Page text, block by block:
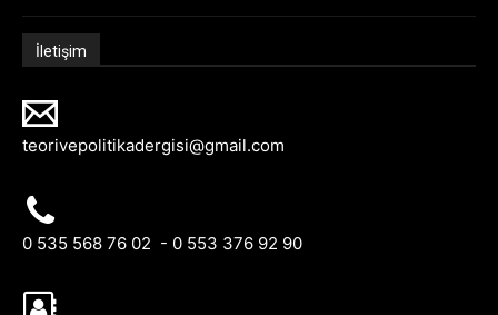
İletişim
teorivepolitikadergisi@gmail.com
0 535 568 76 02 - 0 553 376 92 90